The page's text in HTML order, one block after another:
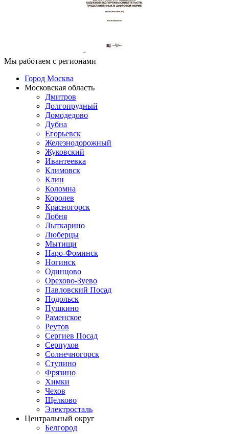
Мы работаем с регионами
Город Москва
Московская область
Дмитров
Долгопрудный
Домодедово
Дубна
Егорьевск
Железнодорожный
Жуковский
Ивантеевка
Климовск
Клин
Коломна
Королев
Красногорск
Лобня
Лыткарино
Люберцы
Мытищи
Наро-Фоминск
Ногинск
Одинцово
Орехово-Зуево
Павловский Посад
Подольск
Пушкино
Раменское
Реутов
Сергиев Посад
Серпухов
Солнечногорск
Ступино
Фрязино
Химки
Чехов
Щелково
Электросталь
Центральный округ
Белгород